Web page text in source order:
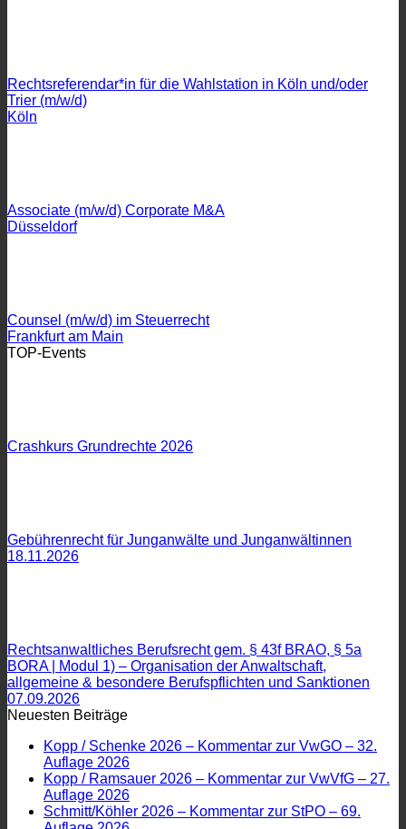
Rechtsreferendar*in für die Wahlstation in Köln und/oder
Trier (m/w/d)
Köln
Associate (m/w/d) Corporate M&A
Düsseldorf
Counsel (m/w/d) im Steuerrecht
Frankfurt am Main
TOP-Events
Crashkurs Grundrechte 2026
Gebührenrecht für Junganwälte und Junganwältinnen
18.11.2026
Rechtsanwaltliches Berufsrecht gem. § 43f BRAO, § 5a
BORA | Modul 1) – Organisation der Anwaltschaft,
allgemeine & besondere Berufspflichten und Sanktionen
07.09.2026
Neuesten Beiträge
Kopp / Schenke 2026 – Kommentar zur VwGO – 32.
Auflage 2026
Kopp / Ramsauer 2026 – Kommentar zur VwVfG – 27.
Auflage 2026
Schmitt/Köhler 2026 – Kommentar zur StPO – 69.